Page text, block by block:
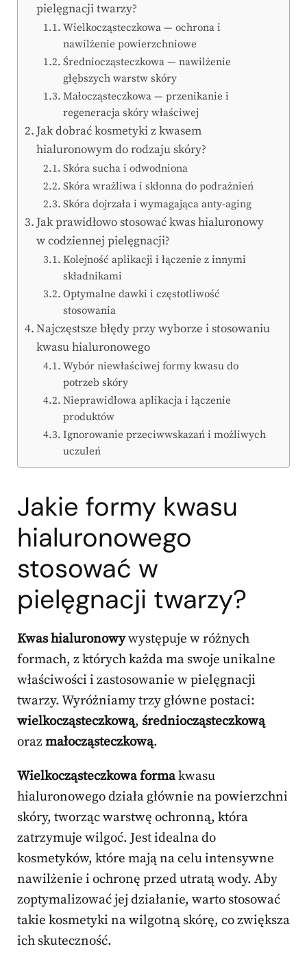
pielęgnacji twarzy?
Wielkocząsteczkowa — ochrona i
nawilżenie powierzchniowe
Średniocząsteczkowa — nawilżenie
głębszych warstw skóry
Małocząsteczkowa — przenikanie i
regeneracja skóry właściwej
Jak dobrać kosmetyki z kwasem
hialuronowym do rodzaju skóry?
Skóra sucha i odwodniona
Skóra wrażliwa i skłonna do podrażnień
Skóra dojrzała i wymagająca anty-aging
Jak prawidłowo stosować kwas hialuronowy
w codziennej pielęgnacji?
Kolejność aplikacji i łączenie z innymi
składnikami
Optymalne dawki i częstotliwość
stosowania
Najczęstsze błędy przy wyborze i stosowaniu
kwasu hialuronowego
Wybór niewłaściwej formy kwasu do
potrzeb skóry
Nieprawidłowa aplikacja i łączenie
produktów
Ignorowanie przeciwwskazań i możliwych
uczuleń
Jakie formy kwasu
hialuronowego
stosować w
pielęgnacji twarzy?
Kwas hialuronowywystępuje w różnych
formach, z których każda ma swoje unikalne
właściwości i zastosowanie w pielęgnacji
twarzy. Wyróżniamy trzy główne postaci:
wielkocząsteczkową, średniocząsteczkową
orazmałocząsteczkową.
Wielkocząsteczkowa formakwasu
hialuronowego działa głównie na powierzchni
skóry, tworząc warstwę ochronną, która
zatrzymuje wilgoć. Jest idealna do
kosmetyków, które mają na celu intensywne
nawilżenie i ochronę przed utratą wody. Aby
zoptymalizować jej działanie, warto stosować
takie kosmetyki na wilgotną skórę, co zwiększa
ich skuteczność.